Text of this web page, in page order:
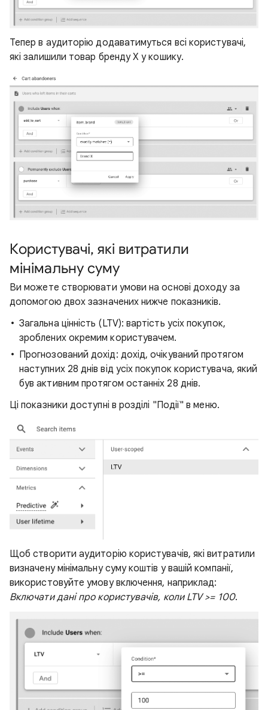
Тепер в аудиторію додаватимуться всі користувачі,
які залишили товар бренду Х у кошику.
Користувачі, які витратили
мінімальну суму
Ви можете створювати умови на основі доходу за
допомогою двох зазначених нижче показників.
Загальна цінність (LTV): вартість усіх покупок,
зроблених окремим користувачем.
Прогнозований дохід: дохід, очікуваний протягом
наступних 28 днів від усіх покупок користувача, який
був активним протягом останніх 28 днів.
Ці показники доступні в розділі "Події" в меню.
Щоб створити аудиторію користувачів, які витратили
визначену мінімальну суму коштів у вашій компанії,
використовуйте умову включення, наприклад:
Включати дані про користувачів, коли LTV >= 100.